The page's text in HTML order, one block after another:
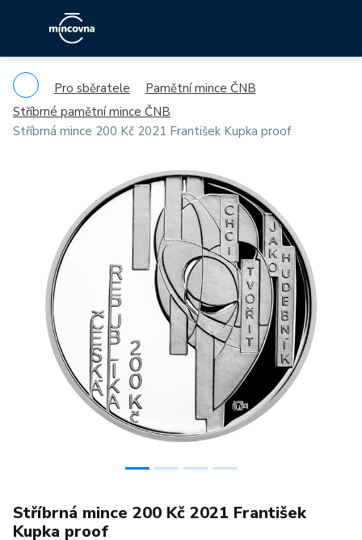
Pro sběratele
Pamětní mince ČNB
Stříbrné pamětní mince ČNB
Stříbrná mince 200 Kč 2021 František Kupka proof
Previous
Stříbrná mince 200 Kč 2021 František
Kupka proof